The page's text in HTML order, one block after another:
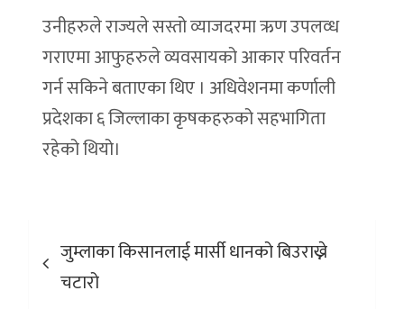
उनीहरुले राज्यले सस्तो व्याजदरमा ऋण उपलव्ध
गराएमा आफुहरुले व्यवसायको आकार परिवर्तन
गर्न सकिने बताएका थिए । अधिवेशनमा कर्णाली
प्रदेशका ६ जिल्लाका कृषकहरुको सहभागिता
रहेको थियो।
navigation
जुम्लाका किसानलाई मार्सी धानको बिउराख्ने
चटारो